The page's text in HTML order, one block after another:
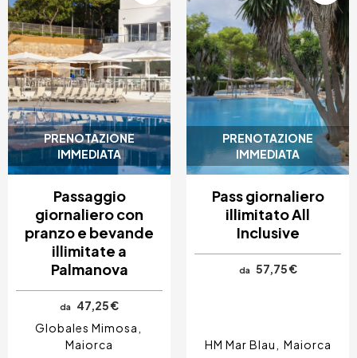
PRENOTAZIONE
IMMEDIATA
Passaggio
giornaliero con
pranzo e bevande
illimitate a
Palmanova
da
47,25 €
Globales Mimosa
Maiorca
PRENOTAZIONE
IMMEDIATA
Pass giornaliero
illimitato All
Inclusive
da 57,75 €
HM Mar Blau Maiorca